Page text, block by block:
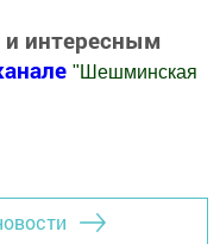
интересным
" Шешминская